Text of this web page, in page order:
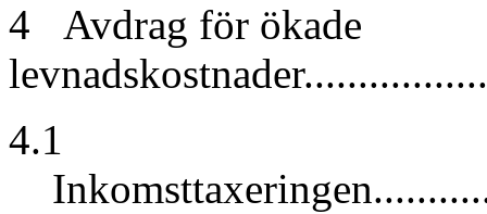
4 Avdrag för ökade
4.1